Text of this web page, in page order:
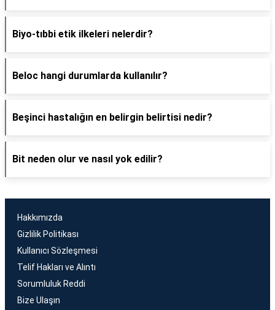
Biyo-tıbbi etik ilkeleri nelerdir?
Beloc hangi durumlarda kullanılır?
Beşinci hastalığın en belirgin belirtisi nedir?
Bit neden olur ve nasıl yok edilir?
Hakkımızda
Gizlilik Politikası
Kullanıcı Sözleşmesi
Telif Hakları ve Alıntı
Sorumluluk Reddi
Bize Ulaşın